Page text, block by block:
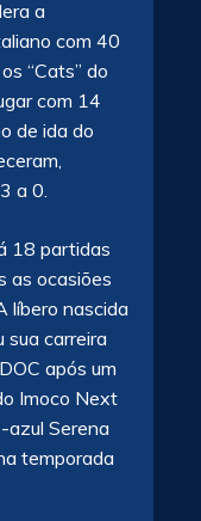
a
com 40
“Cats” do
com 14
de ida do
a 0.
18 partidas
as ocasiões
líbero nascida
sua carreira
após um
Imoco Next
azul Serena
temporada